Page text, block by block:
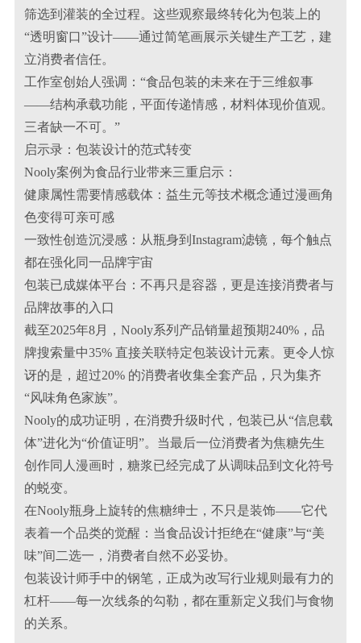
筛选到灌装的全过程。这些观察最终转化为包装上的
“透明窗口”设计——通过简笔画展示关键生产工艺，建
立消费者信任。
工作室创始人强调：“食品包装的未来在于三维叙事
——结构承载功能，平面传递情感，材料体现价值观。
三者缺一不可。”
启示录：包装设计的范式转变
Nooly案例为食品行业带来三重启示：
健康属性需要情感载体：益生元等技术概念通过漫画角
色变得可亲可感
一致性创造沉浸感：从瓶身到Instagram滤镜，每个触点
都在强化同一品牌宇宙
包装已成媒体平台：不再只是容器，更是连接消费者与
品牌故事的入口
截至2025年8月，Nooly系列产品销量超预期240%，品
牌搜索量中35% 直接关联特定包装设计元素。更令人惊
讶的是，超过20% 的消费者收集全套产品，只为集齐
“风味角色家族”。
Nooly的成功证明，在消费升级时代，包装已从“信息载
体”进化为“价值证明”。当最后一位消费者为焦糖先生
创作同人漫画时，糖浆已经完成了从调味品到文化符号
的蜕变。
在Nooly瓶身上旋转的焦糖绅士，不只是装饰——它代
表着一个品类的觉醒：当食品设计拒绝在“健康”与“美
味”间二选一，消费者自然不必妥协。
包装设计师手中的钢笔，正成为改写行业规则最有力的
杠杆——每一次线条的勾勒，都在重新定义我们与食物
的关系。